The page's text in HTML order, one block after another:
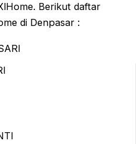
Berikut daftar
di Denpasar :